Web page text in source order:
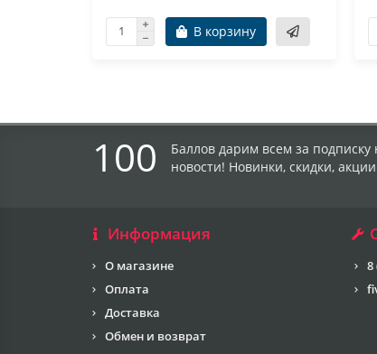
В корзину
100
Баллов дарим всем за подписку
новости! Новинки, скидки,
Информация
О магазине
Оплата
Доставка
Обмен и возврат
8